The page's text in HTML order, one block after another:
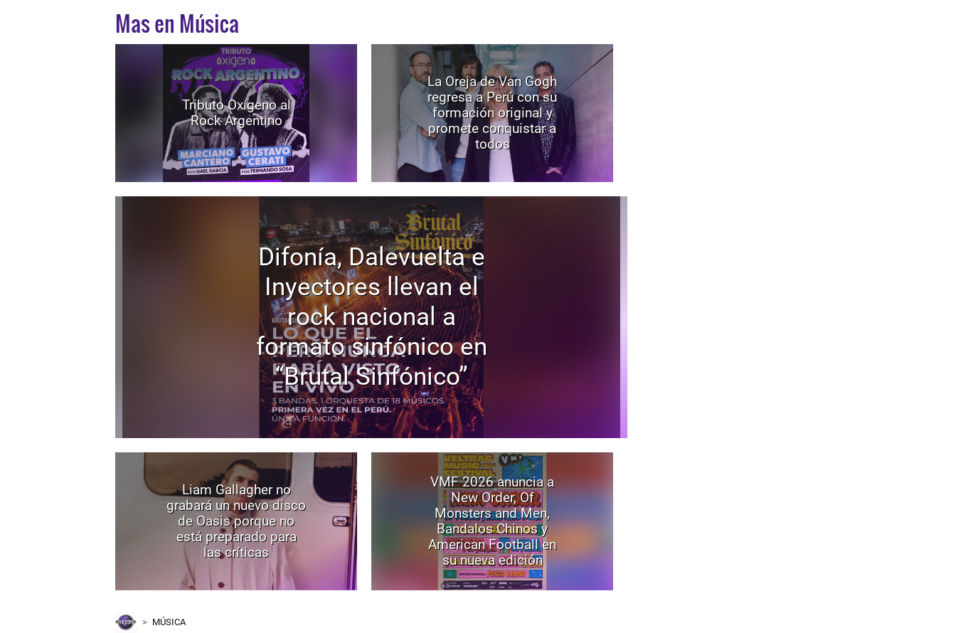
Mas en Música
Tributo Oxígeno al
Rock Argentino
La Oreja de Van Gogh
regresa a Perú con su
formación original y
promete conquistar a
todos
Difonía, Dalevuelta e
Inyectores llevan el
rock nacional a
formato sinfónico en
“Brutal Sinfónico”
Liam Gallagher no
grabará un nuevo disco
de Oasis porque no
está preparado para
las críticas
VMF 2026 anuncia a
New Order, Of
Monsters and Men,
Bandalos Chinos y
American Football en
su nueva edición
MÚSICA